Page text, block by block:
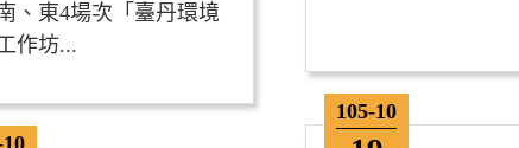
、東4場次「臺丹環境
作坊...
105-10